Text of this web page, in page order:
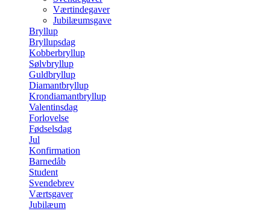
Værtindegaver
Jubilæumsgave
Bryllup
Bryllupsdag
Kobberbryllup
Sølvbryllup
Guldbryllup
Diamantbryllup
Krondiamantbryllup
Valentinsdag
Forlovelse
Fødselsdag
Jul
Konfirmation
Barnedåb
Student
Svendebrev
Værtsgaver
Jubilæum